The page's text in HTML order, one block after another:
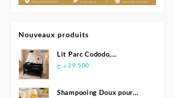
Nouveaux produits
Lit Parc Cododo,
Multifonction - Kidilo
29.500 د.ج
Shampooing Doux pour